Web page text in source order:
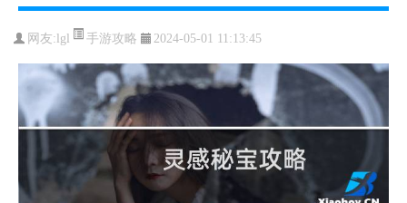
网友: lgl 手游攻略 2024-05-01 11:13:45